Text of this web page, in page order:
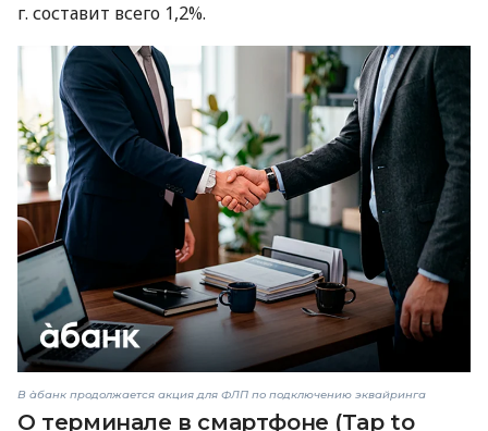
г. составит всего 1,2%.
В àбанк продолжается акция для ФЛП по подключению эквайринга
О терминале в смартфоне (Tap to